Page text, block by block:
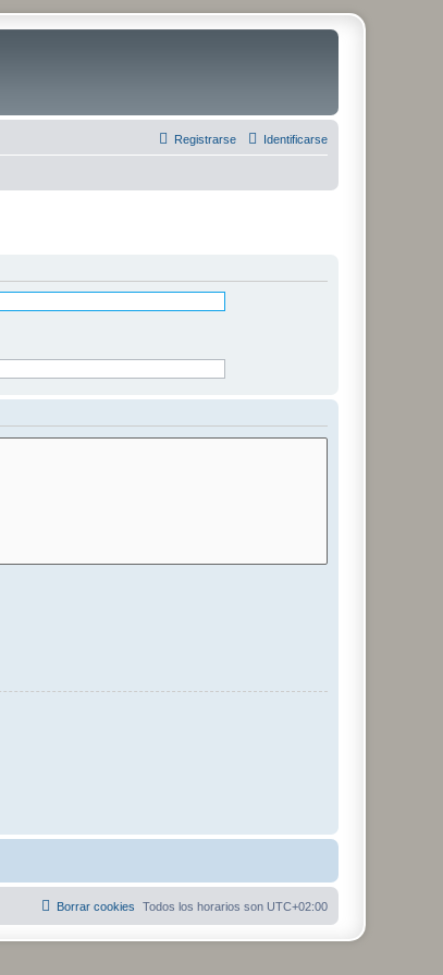
Identificarse
Registrarse
Todos los horarios son UTC+02:00
Borrar cookies